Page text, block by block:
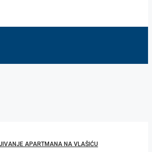
APARTMANA NA VLAŠIĆU